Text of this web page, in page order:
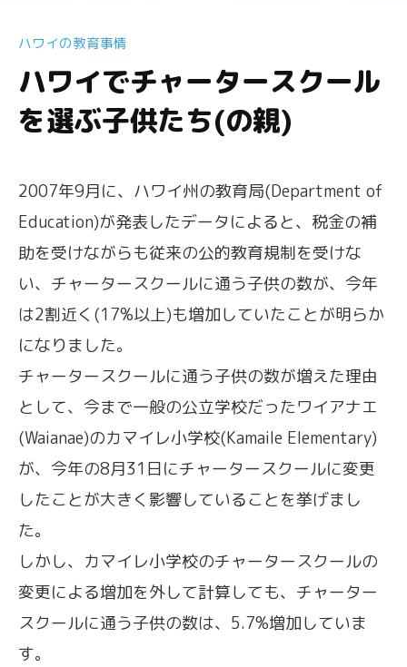
ハワイの教育事情
ハワイでチャータースクール
を選ぶ子供たち(の親)
2007年9月に、ハワイ州の教育局(Department of
Education)が発表したデータによると、税金の補
助を受けながらも従来の公的教育規制を受けな
い、チャータースクールに通う子供の数が、今年
は2割近く(17%以上)も増加していたことが明らか
になりました。
チャータースクールに通う子供の数が増えた理由
として、今まで一般の公立学校だったワイアナエ
(Waianae)のカマイレ小学校(Kamaile Elementary)
が、今年の8月31日にチャータースクールに変更
したことが大きく影響していることを挙げまし
た。
しかし、カマイレ小学校のチャータースクールの
変更による増加を外して計算しても、チャーター
スクールに通う子供の数は、5.7%増加していま
す。